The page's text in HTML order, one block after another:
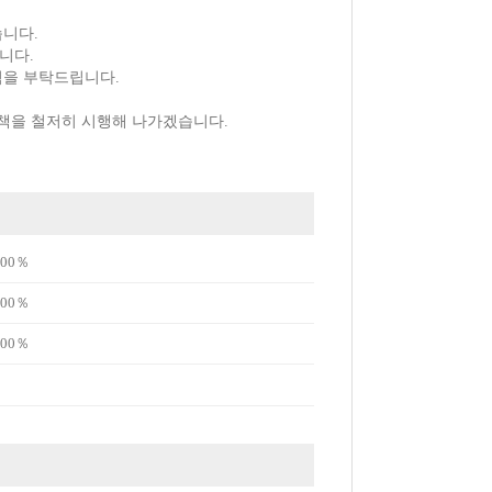
다.
다.
부탁드립니다.
을 철저히 시행해 나가겠습니다.
％
％
％